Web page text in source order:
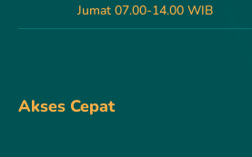
Jumat 07.00-14.00 WIB
Akses Cepat